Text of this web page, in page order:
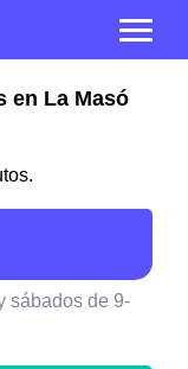
en La Masó
sábados de 9-